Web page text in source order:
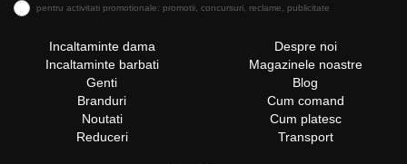
pentru activitati promotionale: promotii, concursuri, reclame, publicitate
Incaltaminte dama
Incaltaminte barbati
Genti
Branduri
Noutati
Reduceri
Despre noi
Magazinele noastre
Blog
Cum comand
Cum platesc
Transport